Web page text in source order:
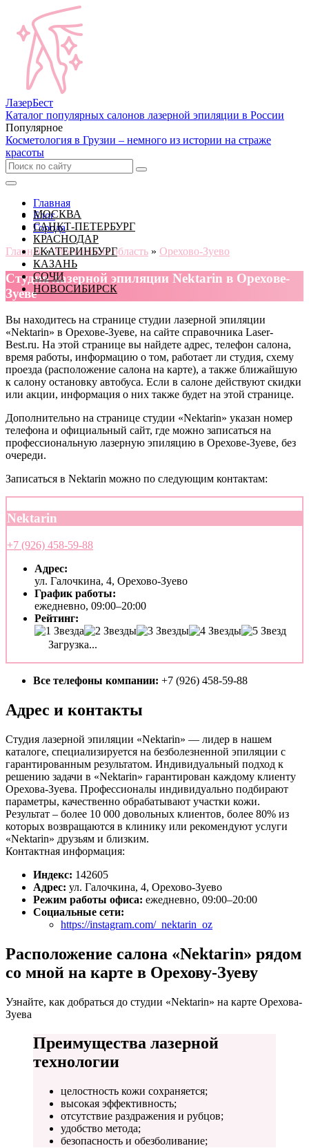
ЛазерБест
Каталог популярных салонов лазерной эпиляции в России
Популярное
Косметология в Грузии – немного из истории на страже
красоты
МОСКВА
САНКТ-ПЕТЕРБУРГ
КРАСНОДАР
ЕКАТЕРИНБУРГ
КАЗАНЬ
СОЧИ
НОВОСИБИРСК
Главная
Блог
Города
Главная » Московская область » Орехово-Зуево
Cтудия лазерной эпиляции Nektarin в Орехове-
Зуеве
Вы находитесь на странице студии лазерной эпиляции
«Nektarin» в Орехове-Зуеве, на сайте справочника Laser-
Best.ru. На этой странице вы найдете адрес, телефон салона,
время работы, информацию о том, работает ли студия, схему
проезда (расположение салона на карте), а также ближайшую
к салону остановку автобуса. Если в салоне действуют скидки
или акции, информация о них также будет на этой странице.
Дополнительно на странице студии «Nektarin» указан номер
телефона и официальный сайт, где можно записаться на
профессиональную лазерную эпиляцию в Орехове-Зуеве, без
очереди.
Записаться в Nektarin можно по следующим контактам:
Nektarin
+7 (926) 458-59-88
Адрес:
ул. Галочкина, 4, Орехово-Зуево
График работы:
ежедневно, 09:00–20:00
Рейтинг:
Загрузка...
Все телефоны компании: +7 (926) 458-59-88
Адрес и контакты
Студия лазерной эпиляции «Nektarin» — лидер в нашем
каталоге, специализируется на безболезненной эпиляции с
гарантированным результатом. Индивидуальный подход к
решению задачи в «Nektarin» гарантирован каждому клиенту
Орехова-Зуева. Профессионалы индивидуально подбирают
параметры, качественно обрабатывают участки кожи.
Результат – более 10 000 довольных клиентов, более 80% из
которых возвращаются в клинику или рекомендуют услуги
«Nektarin» друзьям и близким.
Контактная информация:
Индекс: 142605
Адрес: ул. Галочкина, 4, Орехово-Зуево
Режим работы офиса: ежедневно, 09:00–20:00
Социальные сети:
https://instagram.com/_nektarin_oz
Расположение салона «Nektarin» рядом
со мной на карте в Орехову-Зуеву
Узнайте, как добраться до студии «Nektarin» на карте Орехова-
Зуева
Преимущества лазерной
технологии
целостность кожи сохраняется;
высокая эффективность;
отсутствие раздражения и рубцов;
удобство метода;
безопасность и обезболивание;